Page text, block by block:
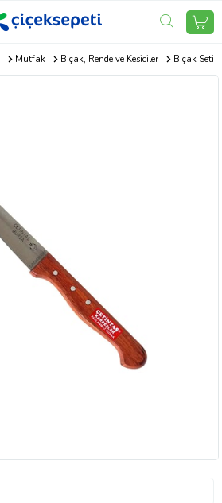
Mutfak Bıçak, Rende ve Kesiciler Bıçak Seti